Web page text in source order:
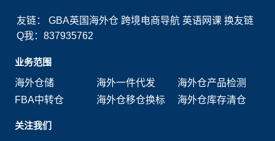
友链：GBA英国海外仓 跨境电商导航 英语网课 换友链
Q我：837935762
业务范围
海外仓储
海外一件代发
海外仓产品检测
FBA中转仓
海外仓移仓换标 海外仓库存清仓
关注我们